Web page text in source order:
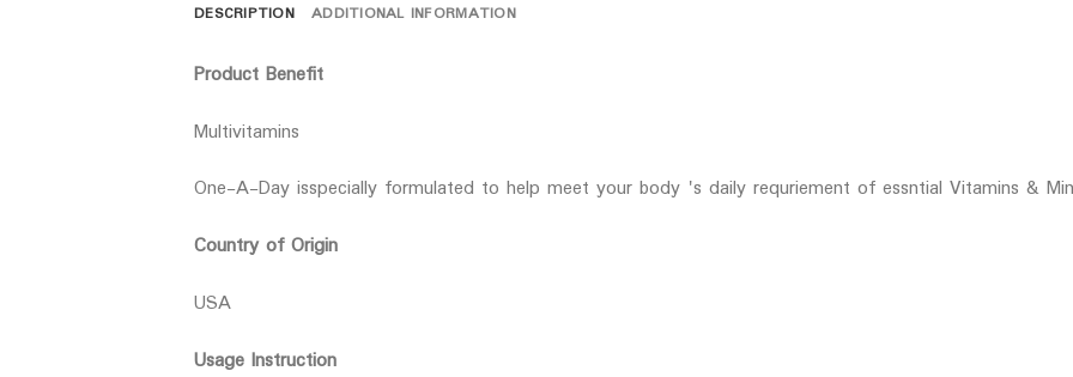
DESCRIPTION ADDITIONAL INFORMATION
Product Benefit
Multivitamins
One-A-Day isspecially formulated to help meet your body 's daily requriement of essntial Vitamins &
Country of Origin
USA
Usage Instruction